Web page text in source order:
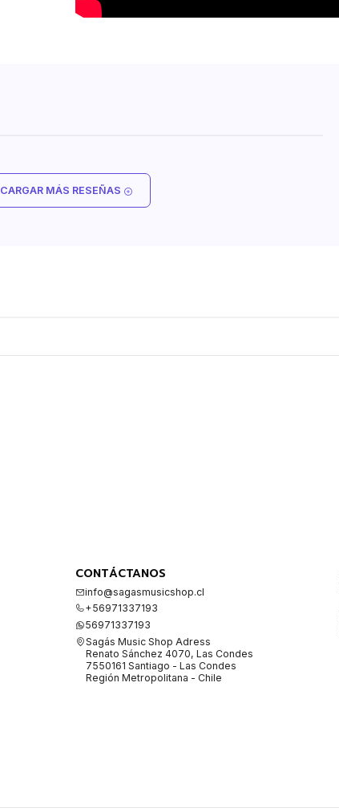
CARGAR MÁS RESEÑAS
CONTÁCTANOS
info@sagasmusicshop.cl
+56971337193
56971337193
Sagás Music Shop Adress
Renato Sánchez 4070, Las Condes
7550161 Santiago - Las Condes
Región Metropolitana - Chile